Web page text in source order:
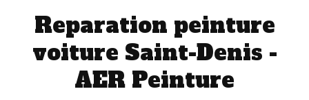
Reparation peinture
voiture Saint-Denis -
AER Peinture